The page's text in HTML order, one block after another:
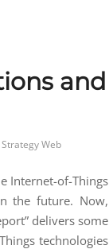
and
Web
Internet-of-Things
the future. Now,
delivers some
technologies